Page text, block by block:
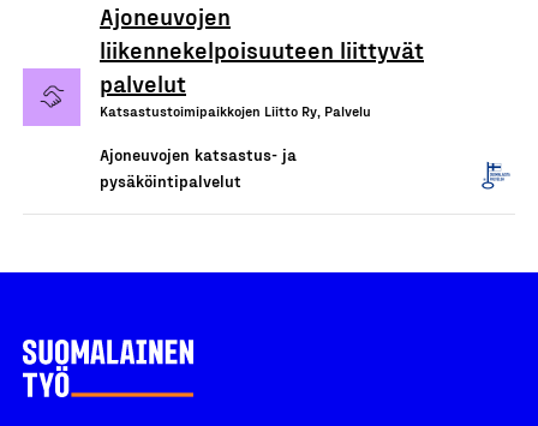
Ajoneuvojen
liikennekelpoisuuteen liittyvät
palvelut
Katsastustoimipaikkojen Liitto Ry, Palvelu
Ajoneuvojen katsastus- ja
pysäköintipalvelut